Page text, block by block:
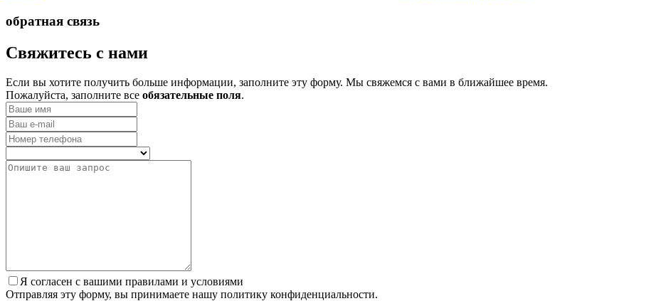
обратная связь
­Свяжитесь с нами
Если вы хотите получить больше информации, заполните эту форму. Мы свяжемся с вами в ближайшее время.
Пожалуйста, заполните все обязательные поля.
Я согласен с вашими правилами и условиями
Отправляя эту форму, вы принимаете нашу политику конфиденциальности.